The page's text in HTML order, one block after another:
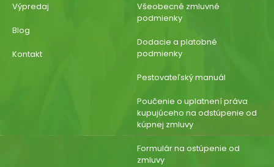
Výpredaj
Blog
Kontakt
Všeobecné zmluvné
podmienky
Dodacie a platobné
podmienky
Pestovateľský manuál
Poučenie o uplatnení práva
kupujúceho na odstúpenie od
kúpnej zmluvy
Formulár na ostúpenie od
zmluvy